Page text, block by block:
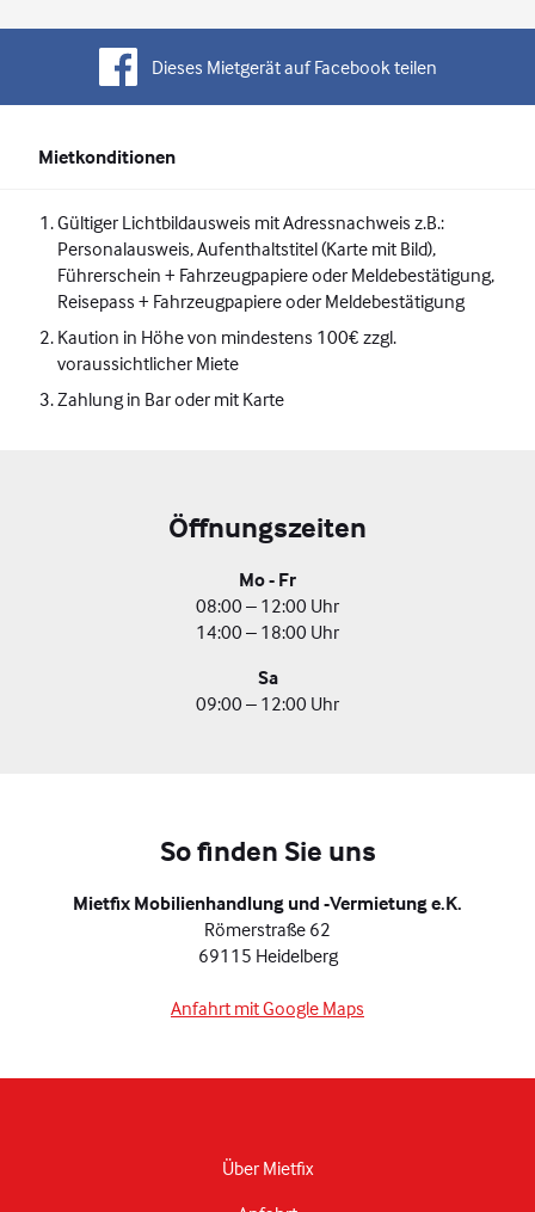
Dieses Mietgerät auf Facebook teilen
Mietkonditionen
Gültiger Lichtbildausweis mit Adressnachweis z.B.:
Personalausweis, Aufenthaltstitel (Karte mit Bild),
Führerschein + Fahrzeugpapiere oder Meldebestätigung,
Reisepass + Fahrzeugpapiere oder Meldebestätigung
Kaution in Höhe von mindestens 100€ zzgl.
voraussichtlicher Miete
Zahlung in Bar oder mit Karte
Öffnungszeiten
Mo - Fr
08:00 – 12:00 Uhr
14:00 – 18:00 Uhr
Sa
09:00 – 12:00 Uhr
So finden Sie uns
Mietfix Mobilienhandlung und -Vermietung e.K.
Römerstraße 62
69115 Heidelberg
Anfahrt mit Google Maps
Über Mietfix